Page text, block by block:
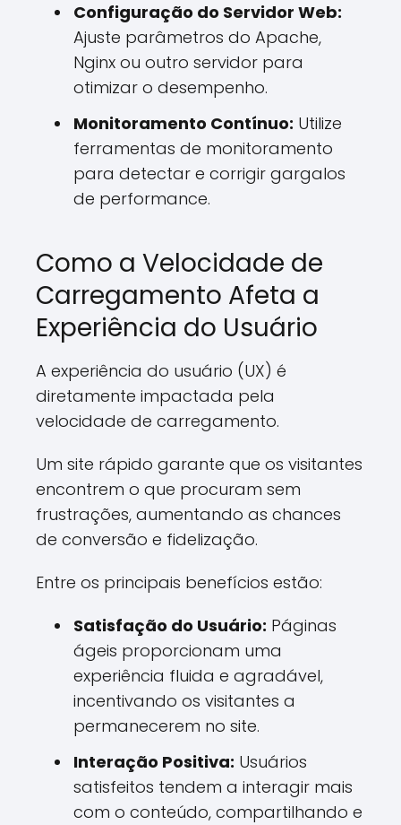
Configuração do Servidor Web:
Ajuste parâmetros do Apache,
Nginx ou outro servidor para
otimizar o desempenho.
Monitoramento Contínuo: Utilize
ferramentas de monitoramento
para detectar e corrigir gargalos
de performance.
Como a Velocidade de
Carregamento Afeta a
Experiência do Usuário
A experiência do usuário (UX) é
diretamente impactada pela
velocidade de carregamento.
Um site rápido garante que os visitantes
encontrem o que procuram sem
frustrações, aumentando as chances
de conversão e fidelização.
Entre os principais benefícios estão:
Satisfação do Usuário: Páginas
ágeis proporcionam uma
experiência fluida e agradável,
incentivando os visitantes a
permanecerem no site.
Interação Positiva: Usuários
satisfeitos tendem a interagir mais
com o conteúdo, compartilhando e